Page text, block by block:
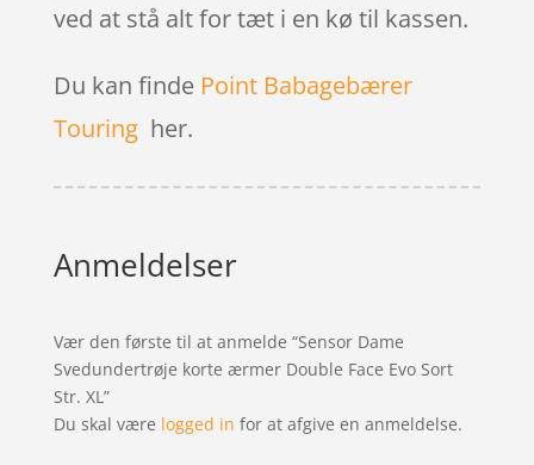
ved at stå alt for tæt i en kø til kassen.
Du kan finde Point Babagebærer
Touringher.
Anmeldelser
Vær den første til at anmelde “Sensor Dame
Svedundertrøje korte ærmer Double Face Evo Sort
Str. XL”
Du skal være logged in for at afgive en anmeldelse.